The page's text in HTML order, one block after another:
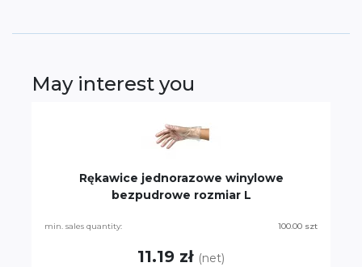
May interest you
Rękawice jednorazowe winylowe
bezpudrowe rozmiar L
min. sales quantity: 100.00 szt
11.19 zł (net)